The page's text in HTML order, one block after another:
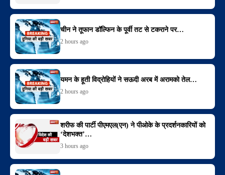
चीन ने तूफान डॉल्फिन के पूर्वी तट से टकराने पर…
2 hours ago
यमन के हूती विद्रोहियों ने सऊदी अरब में अरामको तेल…
2 hours ago
शरीफ की पार्टी पीएमएल(एन) ने पीओके के प्रदर्शनकारियों को
‘देशभक्त’…
3 hours ago